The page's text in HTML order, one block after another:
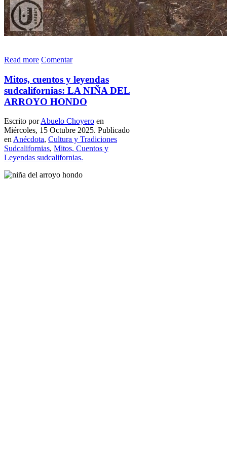
Read more Comentar
Mitos, cuentos y leyendas
sudcalifornias: LA NIÑA DEL
ARROYO HONDO
Escrito porAbuelo Choyero en
Miércoles, 15 Octubre 2025. Publicado
en Anécdota, Cultura y Tradiciones
Sudcalifornias, Mitos, Cuentos y
Leyendas sudcalifornias.